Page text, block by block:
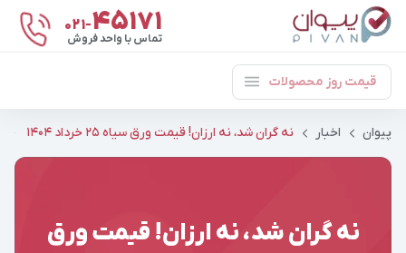
021-۴۵۱۷۱
تماس با واحد فروش
قیمت روز محصولات
پیوان اخبار نه گران شد، نه ارزان! قیمت ورق سیاه ۲۵ خرداد ۱۴۰۴
نه گران شد، نه ارزان! قیمت ورق